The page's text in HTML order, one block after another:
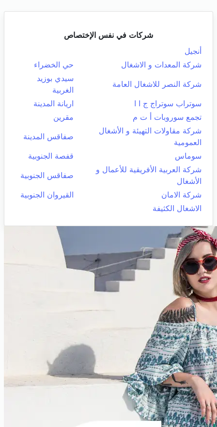
شركات في نفس الإختصاص
أنجيل
شركة المعدات و الاشغال
حي الخضراء
شركة النصر للاشغال العامة
سيدي بوزيد
الغربية
سوتراب سوتراج ج ا ا
اريانة المدينة
تجمع سوروبات أ ت م
مقرين
شركة مقاولات التهيئة و الأشغال
العمومية
صفاقس المدينة
سوماس
قفصة الجنوبية
شركة العربية الأفريقية للأعمال و
الأشغال
صفاقس الجنوبية
شركة الامان
القيروان الجنوبية
الاشغال الكثيفة